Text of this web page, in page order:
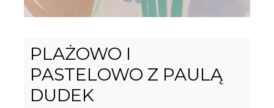
PLAŻOWO I
PASTELOWO Z PAULĄ
DUDEK